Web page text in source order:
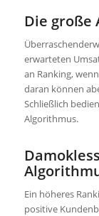
Die große
erwarteten
an Ranking,
daran können
Schließlich
Algorithmus.
Ein höheres
positive